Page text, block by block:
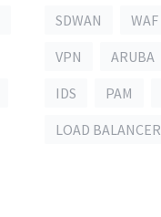
SDWAN WAF
VPN
ARUBA
IDS
PAM
LOAD BALANCER